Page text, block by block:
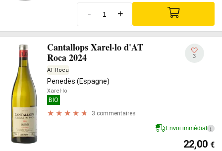
- +
Cantallops Xarel·lo d'AT
Roca 2024
AT Roca
Penedès (Espagne)
Xarel·lo
BIO
3 commentaires
3
Envoi immédiat i
22,00 €